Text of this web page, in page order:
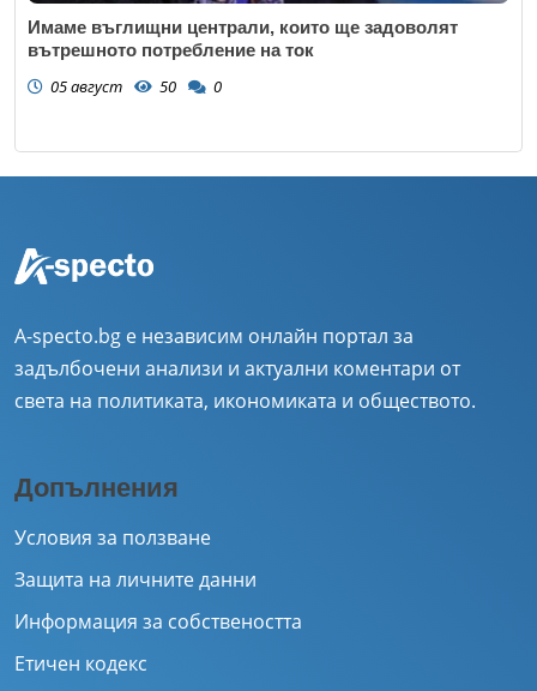
Имаме въглищни централи, които ще задоволят
вътрешното потребление на ток
05 август 50 0
A-specto.bg е независим онлайн портал за
задълбочени анализи и актуални коментари от
света на политиката, икономиката и обществото.
Допълнения
Условия за ползване
Защита на личните данни
Информация за собствеността
Етичен кодекс